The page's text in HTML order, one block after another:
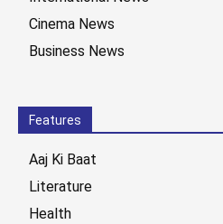
Cinema News
Business News
Features
Aaj Ki Baat
Literature
Health